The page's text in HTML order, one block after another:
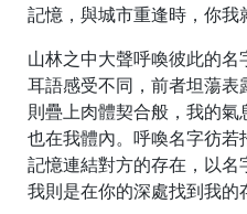
記憶，與城市重逢時，你我
山林之中大聲呼喚彼此的
耳語感受不同，前者坦蕩
則疊上肉體契合般，我的
也在我體內。呼喚名字彷
記憶連結對方的存在，以
我則是在你的深處找到我的